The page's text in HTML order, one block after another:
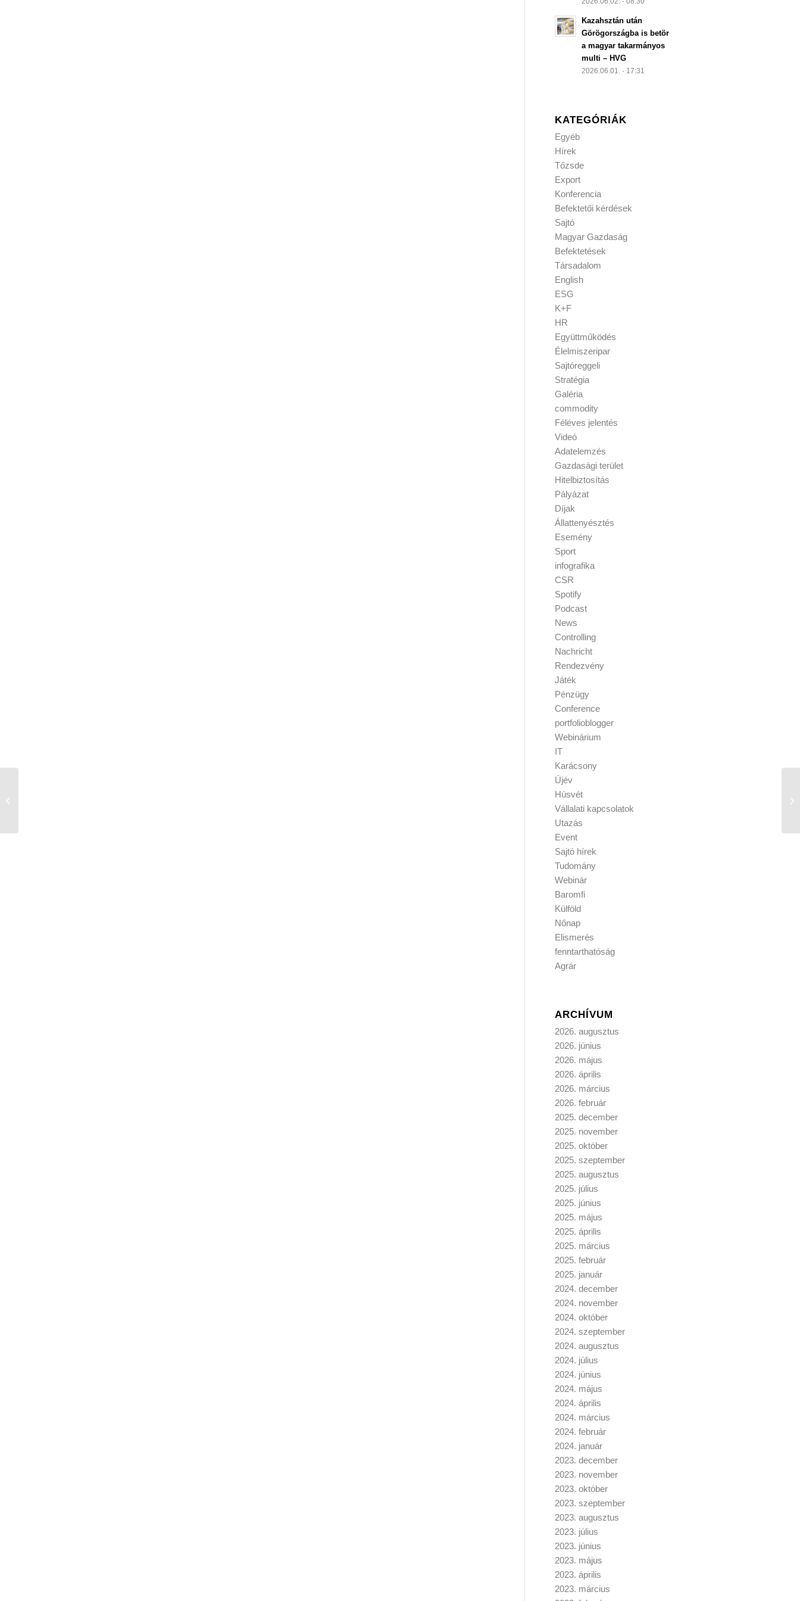
Kazahsztán után
Görögországba is betör
a magyar takarmányos
multi – HVG
2026.06.01. - 17:31
KATEGÓRIÁK
Egyéb
Hírek
Tőzsde
Export
Konferencia
Befektetői kérdések
Sajtó
Magyar Gazdaság
Befektetések
Társadalom
English
ESG
K+F
HR
Együttműködés
Élelmiszeripar
Sajtóreggeli
Stratégia
Galéria
commodity
Féléves jelentés
Videó
Adatelemzés
Gazdasági terület
Hitelbiztosítás
Pályázat
Díjak
Állattenyésztés
Esemény
Sport
infografika
CSR
Spotify
Podcast
News
Controlling
Nachricht
Rendezvény
Játék
Pénzügy
Conference
portfolioblogger
Webinárium
IT
Karácsony
Újév
Húsvét
Vállalati kapcsolatok
Utazás
Event
Sajtó hírek
Tudomány
Webinár
Baromfi
Külföld
Nőnap
Elismerés
fenntarthatóság
Agrár
ARCHÍVUM
2026. augusztus
2026. június
2026. május
2026. április
2026. március
2026. február
2025. december
2025. november
2025. október
2025. szeptember
2025. augusztus
2025. július
2025. június
2025. május
2025. április
2025. március
2025. február
2025. január
2024. december
2024. november
2024. október
2024. szeptember
2024. augusztus
2024. július
2024. június
2024. május
2024. április
2024. március
2024. február
2024. január
2023. december
2023. november
2023. október
2023. szeptember
2023. augusztus
2023. július
2023. június
2023. május
2023. április
2023. március